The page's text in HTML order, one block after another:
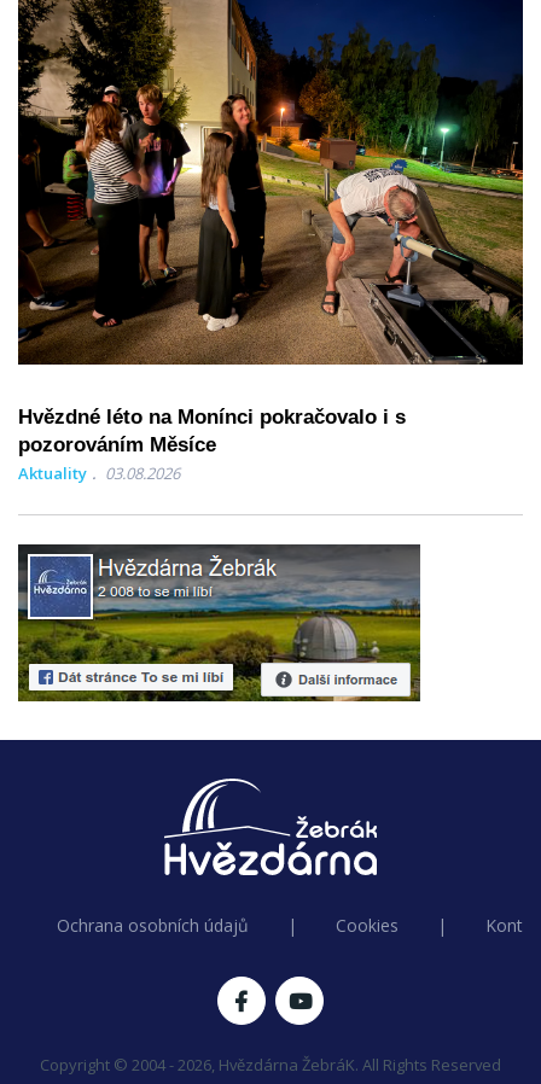
Hvězdné léto na Monínci pokračovalo i s
pozorováním Měsíce
Aktuality 03.08.2026
Ochrana osobních údajů | Cookies |
Copyright © 2004 - 2026, Hvězdárna ŽebráK. All Rights Reserved